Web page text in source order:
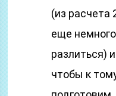
(из расчета
еще
разлиться)
чтобы к